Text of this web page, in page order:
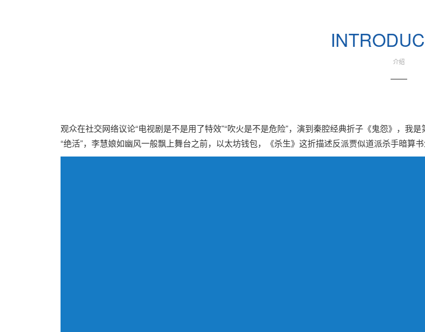
介绍
——
观众在社交网络议论“电视剧是不是用了特效”“吹火是不是危险”，演到秦腔经典折子《鬼怨》，
“绝活”，李慧娘如幽风一般飘上舞台之前，以太坊钱包，《杀生》这折描述反派贾似道派杀手暗算